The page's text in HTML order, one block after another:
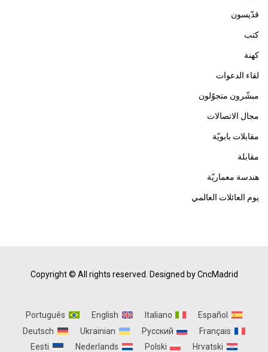
قدّيسون
كتب
كهنة
لقاء الدعوات
مبشّرون متجوّلون
مجال الاتصالات
مقابلات بابويّة
مقابلة
هندسة معماريّة
يوم العائلات العالمي
Copyright © All rights reserved. Designed by CncMadrid
Español
Italiano
English
Português
Français
Русский
Ukrainian
Deutsch
Hrvatski
Polski
Nederlands
Eesti